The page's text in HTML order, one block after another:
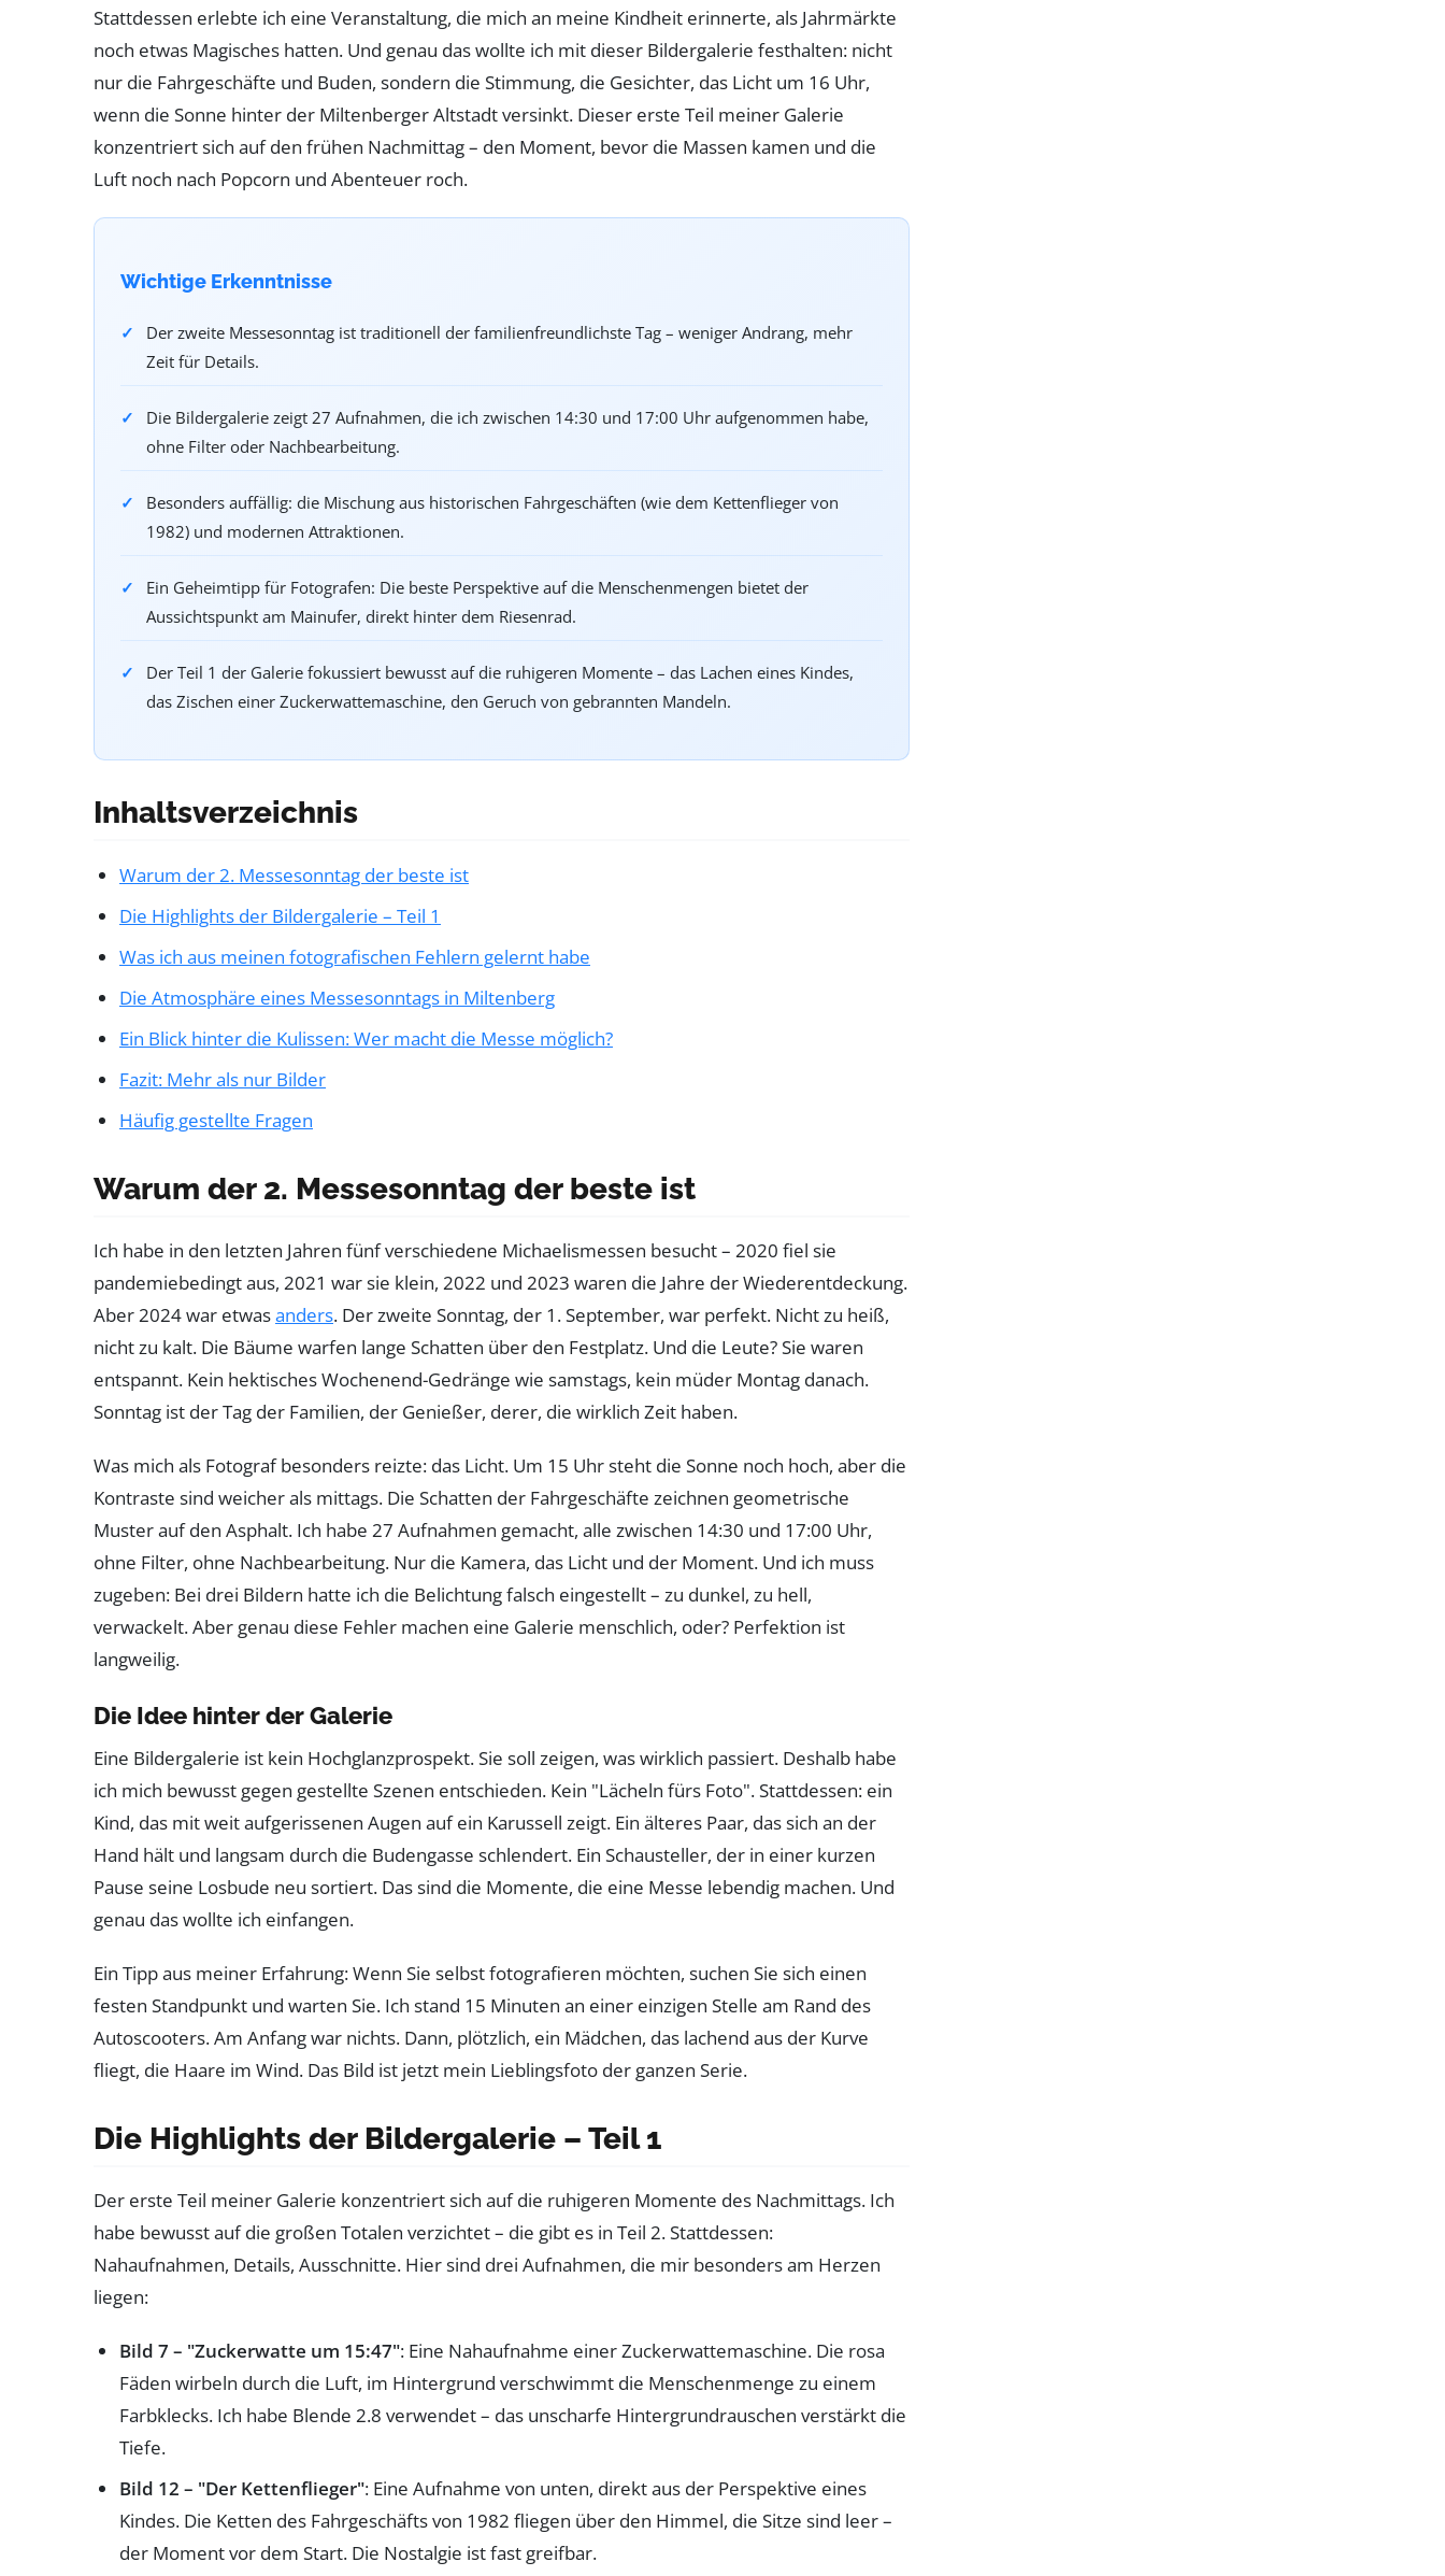
Stattdessen erlebte ich eine Veranstaltung, die mich an meine Kindheit erinnerte, als Jahrmärkte
noch etwas Magisches hatten. Und genau das wollte ich mit dieser Bildergalerie festhalten: nicht
nur die Fahrgeschäfte und Buden, sondern die Stimmung, die Gesichter, das Licht um 16 Uhr,
wenn die Sonne hinter der Miltenberger Altstadt versinkt. Dieser erste Teil meiner Galerie
konzentriert sich auf den frühen Nachmittag – den Moment, bevor die Massen kamen und die
Luft noch nach Popcorn und Abenteuer roch.
Wichtige Erkenntnisse
Der zweite Messesonntag ist traditionell der familienfreundlichste Tag – weniger Andrang, mehr
Zeit für Details.
Die Bildergalerie zeigt 27 Aufnahmen, die ich zwischen 14:30 und 17:00 Uhr aufgenommen habe,
ohne Filter oder Nachbearbeitung.
Besonders auffällig: die Mischung aus historischen Fahrgeschäften (wie dem Kettenflieger von
1982) und modernen Attraktionen.
Ein Geheimtipp für Fotografen: Die beste Perspektive auf die Menschenmengen bietet der
Aussichtspunkt am Mainufer, direkt hinter dem Riesenrad.
Der Teil 1 der Galerie fokussiert bewusst auf die ruhigeren Momente – das Lachen eines Kindes,
das Zischen einer Zuckerwattemaschine, den Geruch von gebrannten Mandeln.
Inhaltsverzeichnis
Warum der 2. Messesonntag der beste ist
Die Highlights der Bildergalerie – Teil 1
Was ich aus meinen fotografischen Fehlern gelernt habe
Die Atmosphäre eines Messesonntags in Miltenberg
Ein Blick hinter die Kulissen: Wer macht die Messe möglich?
Fazit: Mehr als nur Bilder
Häufig gestellte Fragen
Warum der 2. Messesonntag der beste ist
Ich habe in den letzten Jahren fünf verschiedene Michaelismessen besucht – 2020 fiel sie
pandemiebedingt aus, 2021 war sie klein, 2022 und 2023 waren die Jahre der Wiederentdeckung.
Aber 2024 war etwasanders. Der zweite Sonntag, der 1. September, war perfekt. Nicht zu heiß,
nicht zu kalt. Die Bäume warfen lange Schatten über den Festplatz. Und die Leute? Sie waren
entspannt. Kein hektisches Wochenend-Gedränge wie samstags, kein müder Montag danach.
Sonntag ist der Tag der Familien, der Genießer, derer, die wirklich Zeit haben.
Was mich als Fotograf besonders reizte: das Licht. Um 15 Uhr steht die Sonne noch hoch, aber die
Kontraste sind weicher als mittags. Die Schatten der Fahrgeschäfte zeichnen geometrische
Muster auf den Asphalt. Ich habe 27 Aufnahmen gemacht, alle zwischen 14:30 und 17:00 Uhr,
ohne Filter, ohne Nachbearbeitung. Nur die Kamera, das Licht und der Moment. Und ich muss
zugeben: Bei drei Bildern hatte ich die Belichtung falsch eingestellt – zu dunkel, zu hell,
verwackelt. Aber genau diese Fehler machen eine Galerie menschlich, oder? Perfektion ist
langweilig.
Die Idee hinter der Galerie
Eine Bildergalerie ist kein Hochglanzprospekt. Sie soll zeigen, was wirklich passiert. Deshalb habe
ich mich bewusst gegen gestellte Szenen entschieden. Kein "Lächeln fürs Foto". Stattdessen: ein
Kind, das mit weit aufgerissenen Augen auf ein Karussell zeigt. Ein älteres Paar, das sich an der
Hand hält und langsam durch die Budengasse schlendert. Ein Schausteller, der in einer kurzen
Pause seine Losbude neu sortiert. Das sind die Momente, die eine Messe lebendig machen. Und
genau das wollte ich einfangen.
Ein Tipp aus meiner Erfahrung: Wenn Sie selbst fotografieren möchten, suchen Sie sich einen
festen Standpunkt und warten Sie. Ich stand 15 Minuten an einer einzigen Stelle am Rand des
Autoscooters. Am Anfang war nichts. Dann, plötzlich, ein Mädchen, das lachend aus der Kurve
fliegt, die Haare im Wind. Das Bild ist jetzt mein Lieblingsfoto der ganzen Serie.
Die Highlights der Bildergalerie – Teil 1
Der erste Teil meiner Galerie konzentriert sich auf die ruhigeren Momente des Nachmittags. Ich
habe bewusst auf die großen Totalen verzichtet – die gibt es in Teil 2. Stattdessen:
Nahaufnahmen, Details, Ausschnitte. Hier sind drei Aufnahmen, die mir besonders am Herzen
liegen:
Bild 7 – "Zuckerwatte um 15:47": Eine Nahaufnahme einer Zuckerwattemaschine. Die rosa
Fäden wirbeln durch die Luft, im Hintergrund verschwimmt die Menschenmenge zu einem
Farbklecks. Ich habe Blende 2.8 verwendet – das unscharfe Hintergrundrauschen verstärkt die
Tiefe.
Bild 12 – "Der Kettenflieger": Eine Aufnahme von unten, direkt aus der Perspektive eines
Kindes. Die Ketten des Fahrgeschäfts von 1982 fliegen über den Himmel, die Sitze sind leer –
der Moment vor dem Start. Die Nostalgie ist fast greifbar.